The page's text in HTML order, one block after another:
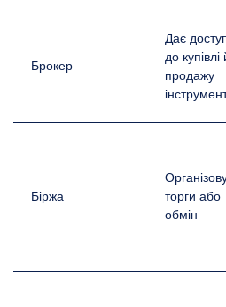
Брокер
Дає
до купівлі
продажу
Біржа
торги або
обмін